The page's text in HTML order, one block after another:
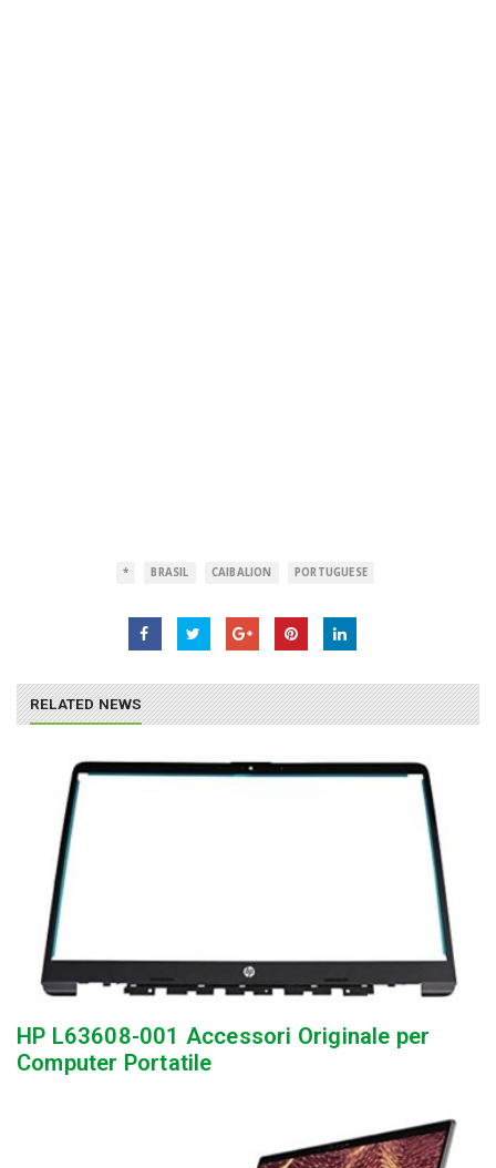
* BRASIL CAIBALION PORTUGUESE
RELATED NEWS
HP L63608-001 Accessori Originale per
Computer Portatile